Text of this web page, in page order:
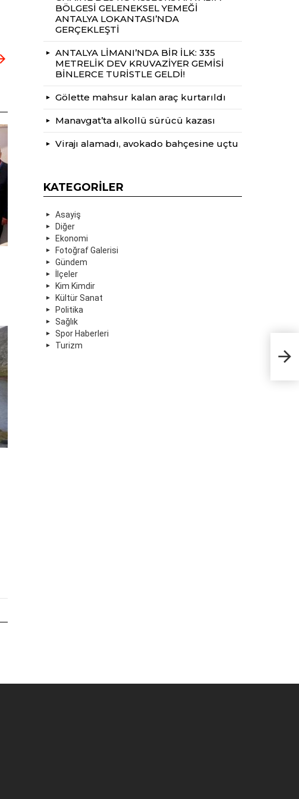
BÖLGESİ GELENEKSEL YEMEĞİ
ANTALYA LOKANTASI’NDA
GERÇEKLEŞTİ
ANTALYA LİMANI’NDA BİR İLK: 335
METRELİK DEV KRUVAZİYER GEMİSİ
BİNLERCE TURİSTLE GELDİ!
Gölette mahsur kalan araç kurtarıldı
Manavgat’ta alkollü sürücü kazası
Virajı alamadı, avokado bahçesine uçtu
KATEGORILER
Asayiş
Diğer
Ekonomi
Fotoğraf Galerisi
Gündem
İlçeler
Kim Kimdir
Kültür Sanat
Politika
Sağlık
Spor Haberleri
Turizm